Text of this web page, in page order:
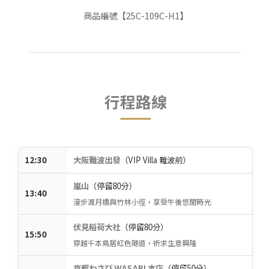
商品編號【25C-109C-H1】
行程路線
12:30 大阪難波出發 （VIP Villa 難波前）
13:40
嵐山 （停留80分）
漫步渡月橋與竹林小徑，享受午後悠閒時光
15:50
伏見稻荷大社 （停留80分）
穿越千本鳥居紅色隧道，祈求生意興隆